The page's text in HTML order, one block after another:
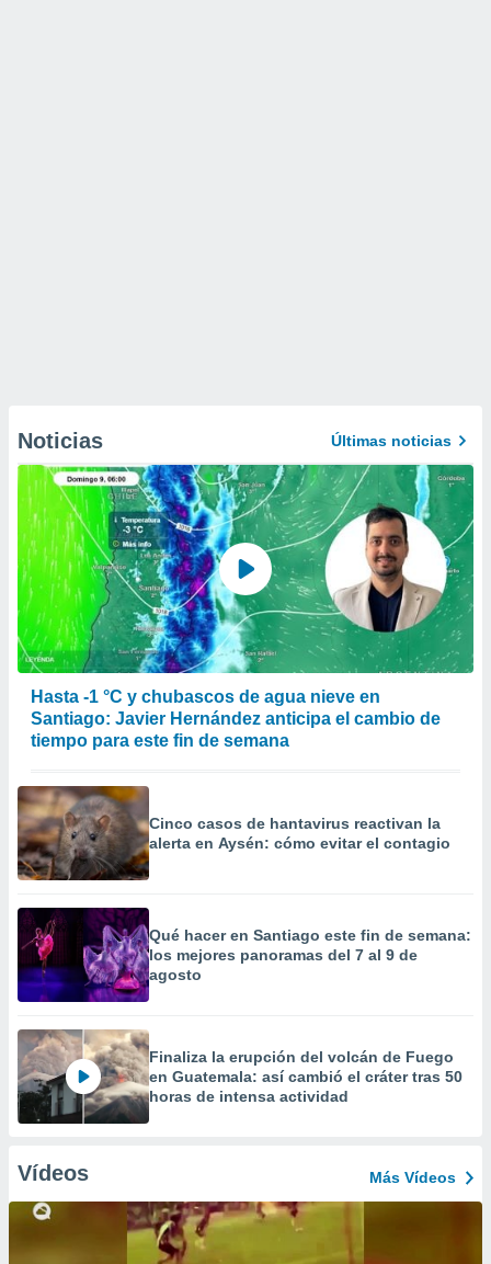
Noticias Últimas noticias
Hasta -1 °C y chubascos de agua nieve en
Santiago: Javier Hernández anticipa el cambio de
tiempo para este fin de semana
Cinco casos de hantavirus reactivan la
alerta en Aysén: cómo evitar el contagio
Qué hacer en Santiago este fin de semana:
los mejores panoramas del 7 al 9 de
agosto
Finaliza la erupción del volcán de Fuego
en Guatemala: así cambió el cráter tras 50
horas de intensa actividad
Vídeos Más Vídeos